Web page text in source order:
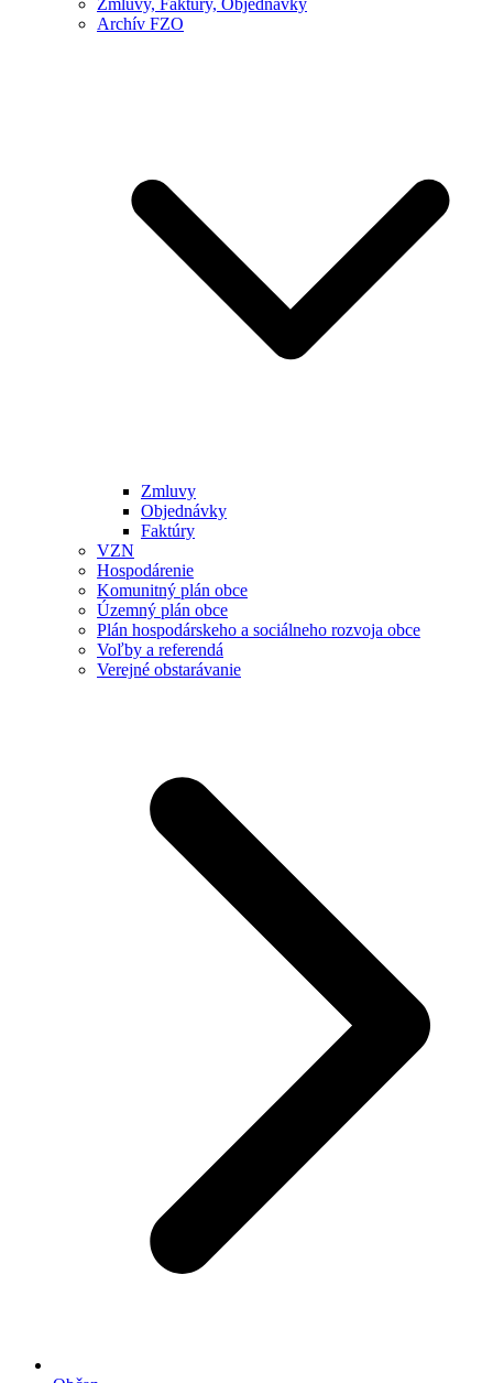
Archív FZO
Zmluvy
Objednávky
Faktúry
VZN
Hospodárenie
Komunitný plán obce
Územný plán obce
Plán hospodárskeho a sociálneho rozvoja obce
Voľby a referendá
Verejné obstarávanie